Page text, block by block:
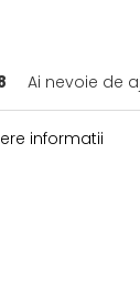
Ai nevoie de
informatii